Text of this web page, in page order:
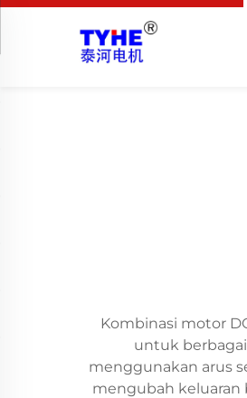
Kombinasi motor
untuk
menggunakan arus
mengubah keluaran